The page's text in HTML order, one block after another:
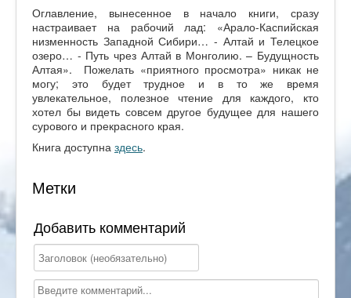
Оглавление, вынесенное в начало книги, сразу
настраивает на рабочий лад: «Арало-Каспийская
низменность Западной Сибири… - Алтай и Телецкое
озеро… - Путь чрез Алтай в Монголию. – Будущность
Алтая». Пожелать «приятного просмотра» никак не
могу; это будет трудное и в то же время
увлекательное, полезное чтение для каждого, кто
хотел бы видеть совсем другое будущее для нашего
сурового и прекрасного края.
Книга доступна здесь.
Метки
Добавить комментарий